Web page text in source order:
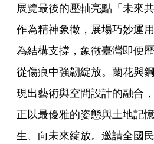
展覽最後的壓軸亮點「未來
作為精神象徵，展場巧妙運
為結構支撐，象徵臺灣即便
從傷痕中強韌綻放。蘭花與
現出藝術與空間設計的融合
正以最優雅的姿態與土地記
生、向未來綻放。邀請全國